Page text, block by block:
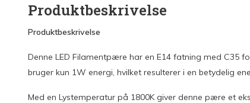
Produktbeskrivelse
Produktbeskrivelse
Denne LED Filamentpære har en E14 fatning med
bruger kun 1W energi, hvilket resulterer i en betydelig
Med en Lystemperatur på 1800K giver denne pære et